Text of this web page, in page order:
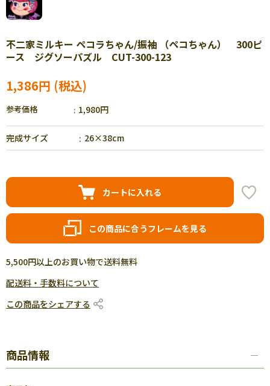
不二家ミルキー ペコラちゃん/振袖 （ペコちゃん） 300ピ
ース ジグソーパズル CUT-300-123
1,386円
参考価格 1,980円
完成サイズ 26×38cm
カートに入れる
この商品に合うフレームを見る
5,500円以上のお買い物で送料無料
配送料・手数料について
この商品をシェアする
商品情報